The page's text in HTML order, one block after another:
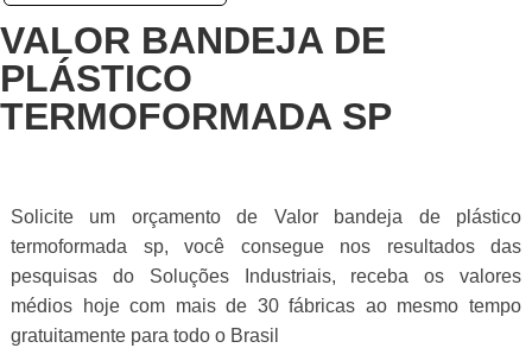
VALOR BANDEJA DE
PLÁSTICO
TERMOFORMADA SP
Solicite um orçamento de Valor bandeja de plástico
termoformada sp, você consegue nos resultados das
pesquisas do Soluções Industriais, receba os valores
médios hoje com mais de 30 fábricas ao mesmo tempo
gratuitamente para todo o Brasil